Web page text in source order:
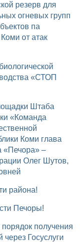
резерв для
огневых групп
па
от атак
«СТОП
«Команда
Коми глава
«Печора» –
Олег Шутов,
района!
Печоры!
Госуслуги